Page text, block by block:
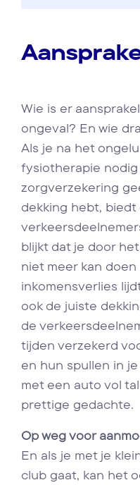
Wie is er
ongeval? En wie
Als je na het
fysiotherapie
zorgverzekering
dekking hebt, biedt
blijkt dat je door
niet meer kan
inkomensverlies
ook de juiste
de
tijden verzekerd
en hun spullen in
met een auto vol
prettige gedachte.
Op weg voor
En als je met je
club gaat, kan het